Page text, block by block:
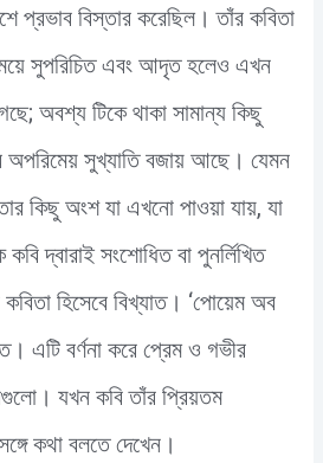
প্রভাব বিস্তার করেছিল। তাঁর কবিতা
সুপরিচিত এবং আদৃত হলেও এখন
অবশ্য টিকে থাকা সামান্য কিছু
অপরিমেয় সুখ্যাতি বজায় আছে। যেমন
কিছু অংশ যা এখনো পাওয়া যায়, যা
দ্বারাই সংশোধিত বা পুনর্লিখিত
হিসেবে বিখ্যাত। ‘পোয়েম অব
এটি বর্ণনা করে প্রেম ও গভীর
যখন কবি তাঁর প্রিয়তম
কথা বলতে দেখেন।